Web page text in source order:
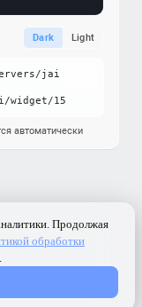
Dark Light
автоматически